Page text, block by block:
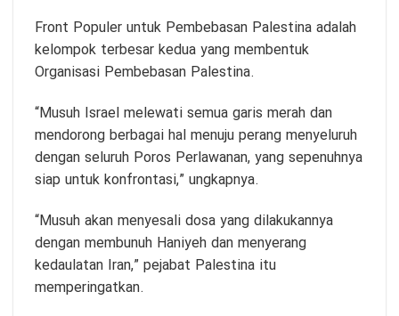
Front Populer untuk Pembebasan Palestina adalah
kelompok terbesar kedua yang membentuk
Organisasi Pembebasan Palestina.
“Musuh Israel melewati semua garis merah dan
mendorong berbagai hal menuju perang menyeluruh
dengan seluruh Poros Perlawanan, yang sepenuhnya
siap untuk konfrontasi,” ungkapnya.
“Musuh akan menyesali dosa yang dilakukannya
dengan membunuh Haniyeh dan menyerang
kedaulatan Iran,” pejabat Palestina itu
memperingatkan.